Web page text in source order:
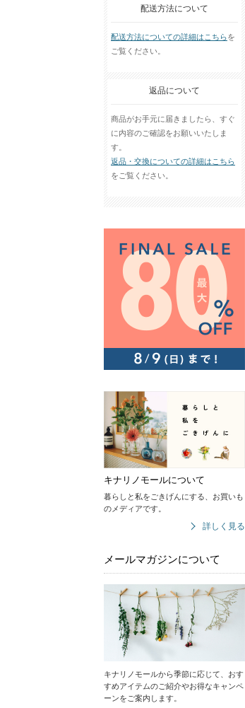
配送方法について
配送方法についての詳細はこちらを
ご覧ください。
返品について
商品がお手元に届きましたら、すぐ
に内容のご確認をお願いいたしま
す。
返品・交換についての詳細はこちら
をご覧ください。
キナリノモールについて
暮らしと私をごきげんにする、お買いも
のメディアです。
詳しく見る
メールマガジンについて
キナリノモールから季節に応じて、おす
すめアイテムのご紹介やお得なキャンペ
ーンをご案内します。